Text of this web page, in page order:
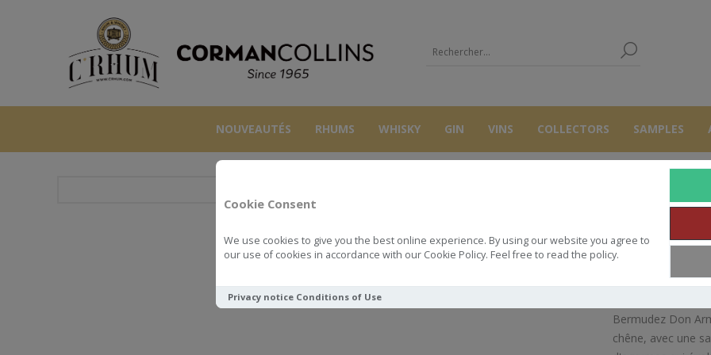
Cookie Consent
We use cookies to give you the best online experience. By using our website you agree to
our use of cookies in accordance with our Cookie Policy. Feel free to read the policy.
Privacy notice Conditions of Use
NOUVEAUTÉS RHUMS WHISKY GIN VINS COLLECTORS SAMPLES
BERMUDEZ 70 CL 37.5° DON ARMANDO
Bermudez Don
chêne, avec une